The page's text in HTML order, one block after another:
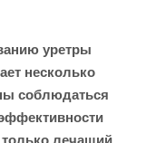
уретры
несколько
соблюдаться